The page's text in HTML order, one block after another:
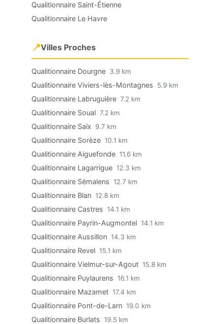
Qualitionnaire Saint-Étienne
Qualitionnaire Le Havre
📍Villes Proches
Qualitionnaire Dourgne 3.9 km
Qualitionnaire Viviers-lès-Montagnes 5.9 km
Qualitionnaire Labruguière 7.2 km
Qualitionnaire Soual 7.2 km
Qualitionnaire Saïx 9.7 km
Qualitionnaire Sorèze 10.1 km
Qualitionnaire Aiguefonde 11.6 km
Qualitionnaire Lagarrigue 12.3 km
Qualitionnaire Sémalens 12.7 km
Qualitionnaire Blan 12.8 km
Qualitionnaire Castres 14.1 km
Qualitionnaire Payrin-Augmontel 14.1 km
Qualitionnaire Aussillon 14.3 km
Qualitionnaire Revel 15.1 km
Qualitionnaire Vielmur-sur-Agout 15.8 km
Qualitionnaire Puylaurens 16.1 km
Qualitionnaire Mazamet 17.4 km
Qualitionnaire Pont-de-Larn 19.0 km
Qualitionnaire Burlats 19.5 km